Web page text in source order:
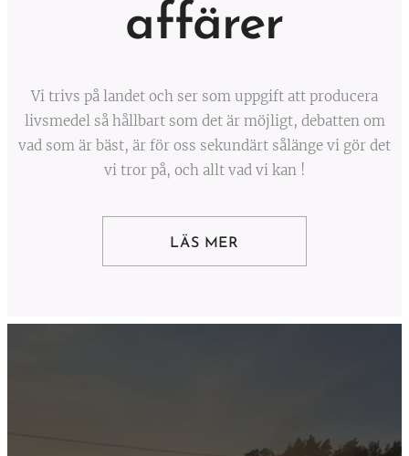
affärer
Vi trivs på landet och ser som uppgift att producera
livsmedel så hållbart som det är möjligt, debatten om
vad som är bäst, är för oss sekundärt sålänge vi gör det
vi tror på, och allt vad vi kan !
LÄS MER